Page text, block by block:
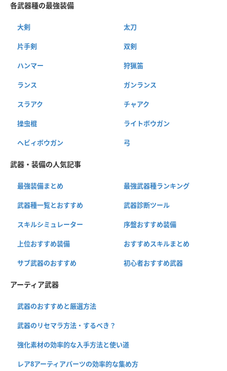
各武器種の最強装備
大剣 太刀
片手剣 双剣
ハンマー 狩猟笛
ランス ガンランス
スラアク チャアク
操虫棍 ライトボウガン
ヘビィボウガン 弓
武器・装備の人気記事
最強装備まとめ 最強武器種ランキング
武器種一覧とおすすめ 武器診断ツール
スキルシミュレーター 序盤おすすめ装備
上位おすすめ装備 おすすめスキルまとめ
サブ武器のおすすめ 初心者おすすめ武器
アーティア武器
武器のおすすめと厳選方法
武器のリセマラ方法・するべき？
強化素材の効率的な入手方法と使い道
レア8アーティアパーツの効率的な集め方